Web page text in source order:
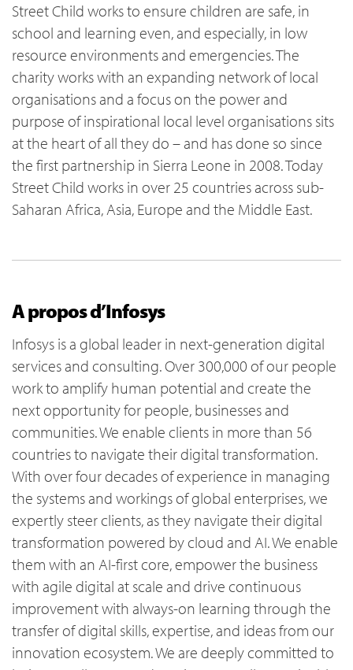
Street Child works to ensure children are safe, in
school and learning even, and especially, in low
resource environments and emergencies. The
charity works with an expanding network of local
organisations and a focus on the power and
purpose of inspirational local level organisations sits
at the heart of all they do – and has done so since
the first partnership in Sierra Leone in 2008. Today
Street Child works in over 25 countries across sub-
Saharan Africa, Asia, Europe and the Middle East.
A propos d’Infosys
Infosys is a global leader in next-generation digital
services and consulting. Over 300,000 of our people
work to amplify human potential and create the
next opportunity for people, businesses and
communities. We enable clients in more than 56
countries to navigate their digital transformation.
With over four decades of experience in managing
the systems and workings of global enterprises, we
expertly steer clients, as they navigate their digital
transformation powered by cloud and AI. We enable
them with an AI-first core, empower the business
with agile digital at scale and drive continuous
improvement with always-on learning through the
transfer of digital skills, expertise, and ideas from our
innovation ecosystem. We are deeply committed to